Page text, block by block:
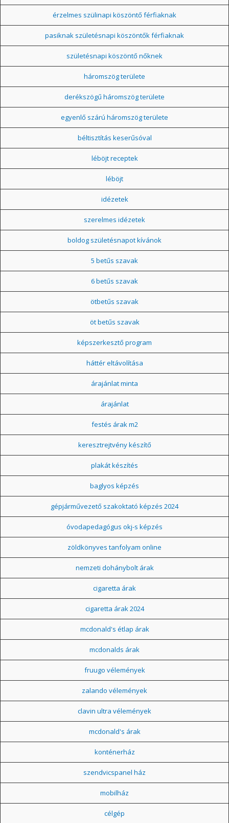
érzelmes szülinapi köszöntő férfiaknak
pasiknak születésnapi köszöntők férfiaknak
születésnapi köszöntő nőknek
háromszög területe
derékszögű háromszög területe
egyenlő szárú háromszög területe
béltisztítás keserűsóval
léböjt receptek
léböjt
idézetek
szerelmes idézetek
boldog születésnapot kívánok
5 betűs szavak
6 betűs szavak
ötbetűs szavak
öt betűs szavak
képszerkesztő program
háttér eltávolítása
árajánlat minta
árajánlat
festés árak m2
keresztrejtvény készítő
plakát készítés
baglyos képzés
gépjárművezető szakoktató képzés 2024
óvodapedagógus okj-s képzés
zöldkönyves tanfolyam online
nemzeti dohánybolt árak
cigaretta árak
cigaretta árak 2024
mcdonald's étlap árak
mcdonalds árak
fruugo vélemények
zalando vélemények
clavin ultra vélemények
mcdonald's árak
konténerház
szendvicspanel ház
mobilház
célgép